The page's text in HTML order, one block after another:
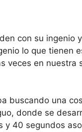
con su ingenio
lo que tienen
veces en nuestra
buscando una
donde se
40 segundos